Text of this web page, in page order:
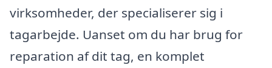
virksomheder, der specialiserer sig i
tagarbejde. Uanset om du har brug for
reparation af dit tag, en komplet